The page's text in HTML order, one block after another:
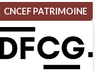
CNCEF PATRIMOINE